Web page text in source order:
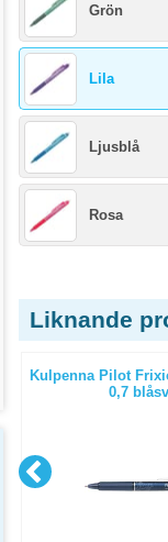
Grön
Lila
Ljusblå
Rosa
Liknande
Kulpenna Pilot
0,7